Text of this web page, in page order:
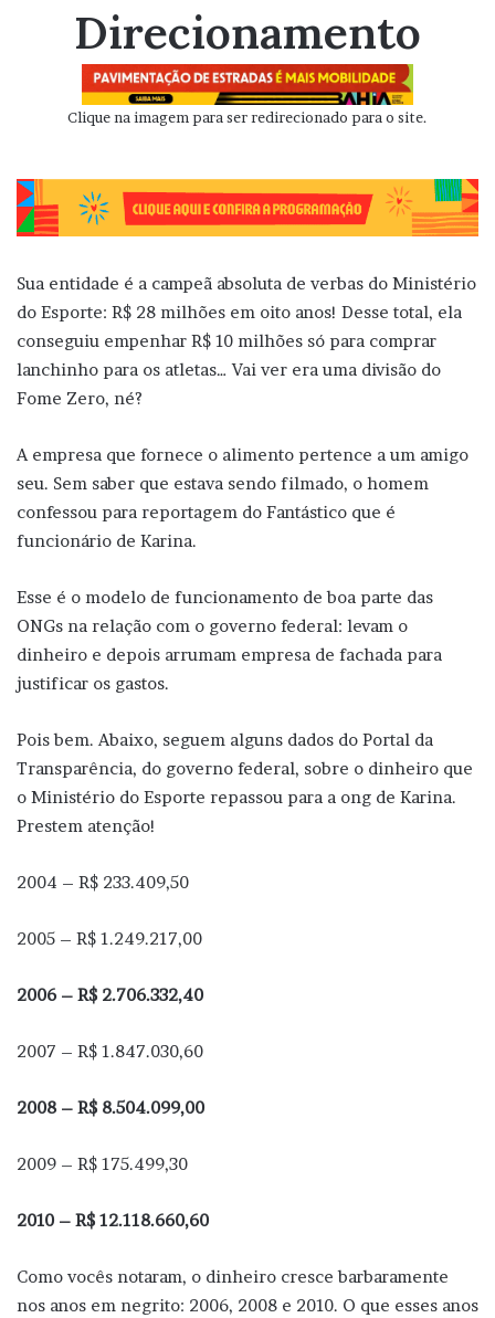
Direcionamento
Clique na imagem para ser redirecionado para o site.
Sua entidade é a campeã absoluta de verbas do Ministério
do Esporte: R$ 28 milhões em oito anos! Desse total, ela
conseguiu empenhar R$ 10 milhões só para comprar
lanchinho para os atletas… Vai ver era uma divisão do
Fome Zero, né?
A empresa que fornece o alimento pertence a um amigo
seu. Sem saber que estava sendo filmado, o homem
confessou para reportagem do Fantástico que é
funcionário de Karina.
Esse é o modelo de funcionamento de boa parte das
ONGs na relação com o governo federal: levam o
dinheiro e depois arrumam empresa de fachada para
justificar os gastos.
Pois bem. Abaixo, seguem alguns dados do Portal da
Transparência, do governo federal, sobre o dinheiro que
o Ministério do Esporte repassou para a ong de Karina.
Prestem atenção!
2004 – R$ 233.409,50
2005 – R$ 1.249.217,00
2006 – R$ 2.706.332,40
2007 – R$ 1.847.030,60
2008 – R$ 8.504.099,00
2009 – R$ 175.499,30
2010 – R$ 12.118.660,60
Como vocês notaram, o dinheiro cresce barbaramente
nos anos em negrito: 2006, 2008 e 2010. O que esses anos